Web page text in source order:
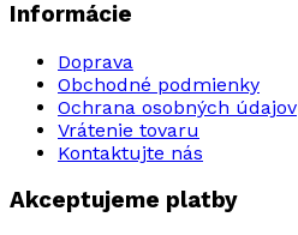
Informácie
Doprava
Obchodné podmienky
Ochrana osobných údajov
Vrátenie tovaru
Kontaktujte nás
Akceptujeme platby